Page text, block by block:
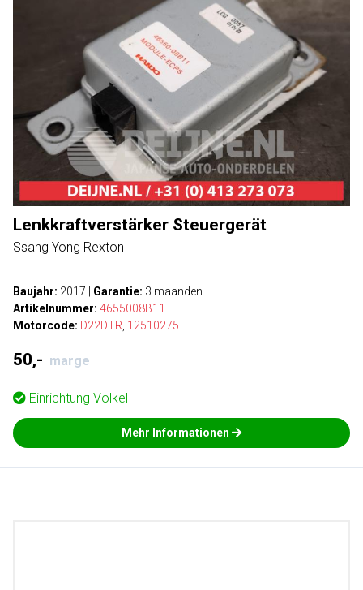
Lenkkraftverstärker Steuergerät
Ssang Yong Rexton
Baujahr: 2017 Garantie: 3 maanden
Artikelnummer: 4655008B11
Motorcode: D22DTR 12510275
50,- marge
Einrichtung Volkel
Mehr Informationen